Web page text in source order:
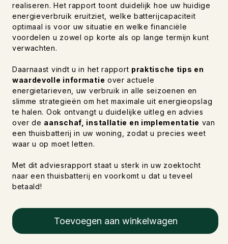
realiseren. Het rapport toont duidelijk hoe uw huidige
energieverbruik eruitziet, welke batterijcapaciteit
optimaal is voor uw situatie en welke financiële
voordelen u zowel op korte als op lange termijn kunt
verwachten.
Daarnaast vindt u in het rapport praktische tips en
waardevolle informatie over actuele
energietarieven, uw verbruik in alle seizoenen en
slimme strategieën om het maximale uit energieopslag
te halen. Ook ontvangt u duidelijke uitleg en advies
over de aanschaf, installatie en implementatie van
een thuisbatterij in uw woning, zodat u precies weet
waar u op moet letten.
Met dit adviesrapport staat u sterk in uw zoektocht
naar een thuisbatterij en voorkomt u dat u teveel
betaald!
Toevoegen aan winkelwagen